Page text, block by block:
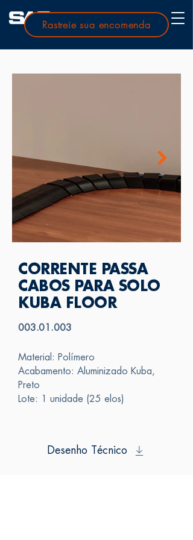
Rastreie sua encomenda
CORRENTE PASSA
CABOS PARA SOLO
KUBA FLOOR
003.01.003
Material: Polímero
Acabamento: Aluminizado Kuba,
Preto
Lote: 1 unidade (25 elos)
Desenho Técnico